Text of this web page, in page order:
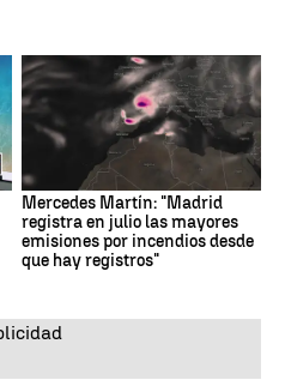
Mercedes Martín: "Madrid
registra en julio las mayores
emisiones por incendios desde
que hay registros"